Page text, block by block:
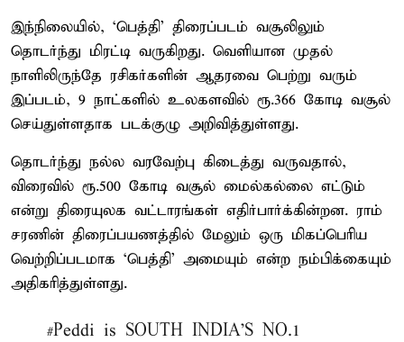
இந்நிலையில், ‘பெத்தி’ திரைப்படம் வசூலிலும்
தொடர்ந்து மிரட்டி வருகிறது. வெளியான முதல்
நாளிலிருந்தே ரசிகர்களின் ஆதரவை பெற்று வரும்
இப்படம், 9 நாட்களில் உலகளவில் ரூ.366 கோடி வசூல்
செய்துள்ளதாக படக்குழு அறிவித்துள்ளது.
தொடர்ந்து நல்ல வரவேற்பு கிடைத்து வருவதால்,
விரைவில் ரூ.500 கோடி வசூல் மைல்கல்லை எட்டும்
என்று திரையுலக வட்டாரங்கள் எதிர்பார்க்கின்றன. ராம்
சரணின் திரைப்பயணத்தில் மேலும் ஒரு மிகப்பெரிய
வெற்றிப்படமாக ‘பெத்தி’ அமையும் என்ற நம்பிக்கையும்
அதிகரித்துள்ளது.
#Peddi is SOUTH INDIA'S NO.1